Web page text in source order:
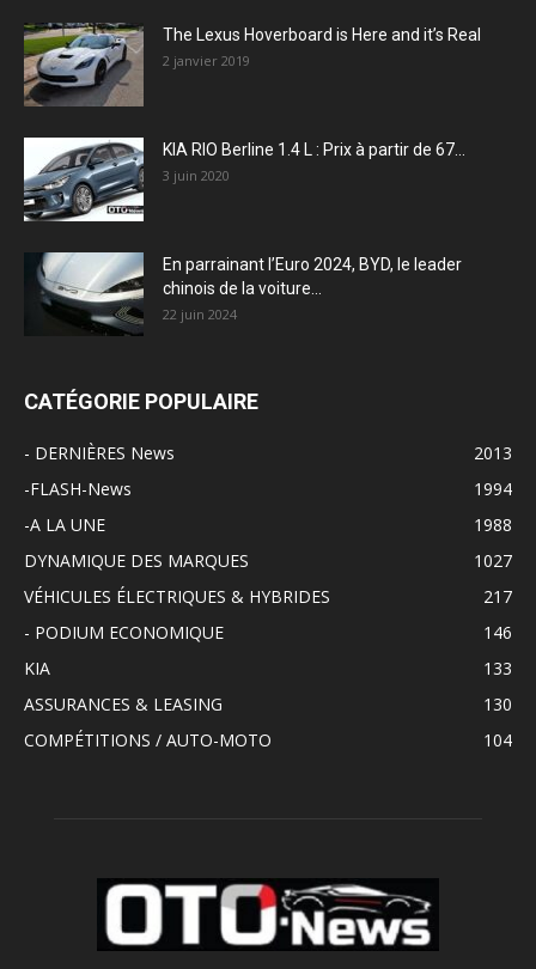
The Lexus Hoverboard is Here and it’s Real
2 janvier 2019
KIA RIO Berline 1.4 L : Prix à partir de 67...
3 juin 2020
En parrainant l’Euro 2024, BYD, le leader
chinois de la voiture...
22 juin 2024
CATÉGORIE POPULAIRE
- DERNIÈRES News
2013
-FLASH-News
1994
-A LA UNE
1988
DYNAMIQUE DES MARQUES
1027
VÉHICULES ÉLECTRIQUES & HYBRIDES
217
- PODIUM ECONOMIQUE
146
KIA
133
ASSURANCES & LEASING
130
COMPÉTITIONS / AUTO-MOTO
104